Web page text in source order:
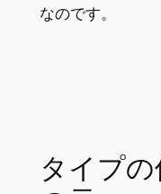
なのです。
タイプ